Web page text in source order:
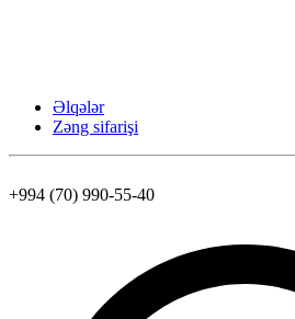
Əlqələr
Zəng sifarişi
+994 (70) 990-55-40